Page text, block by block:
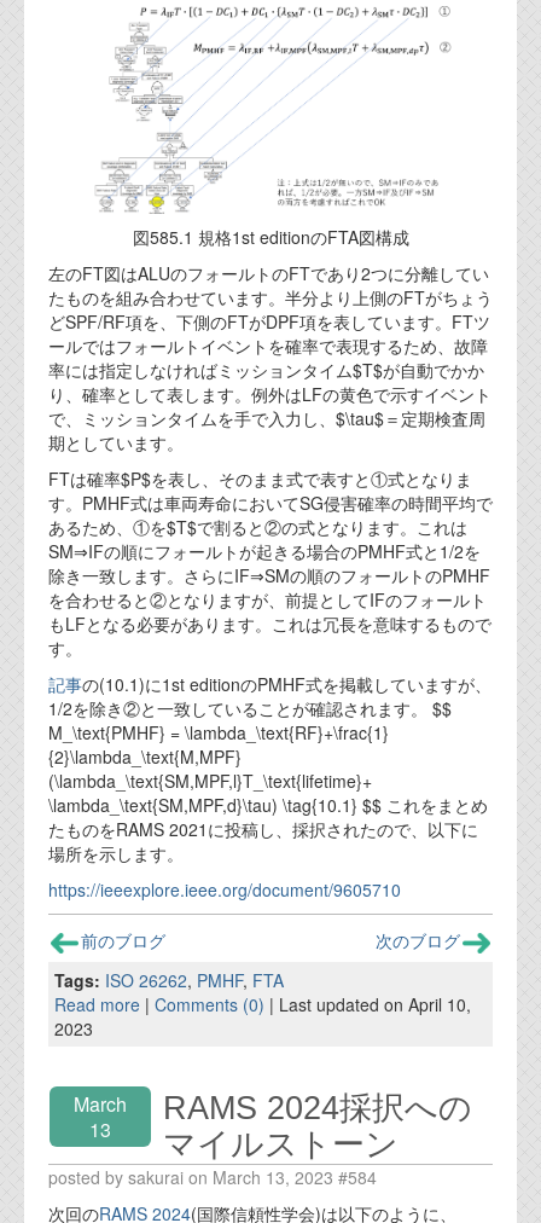
図585.1 規格1st editionのFTA図構成
左のFT図はALUのフォールトのFTであり2つに分離してい
たものを組み合わせています。半分より上側のFTがちょう
どSPF/RF項を、下側のFTがDPF項を表しています。FTツ
ールではフォールトイベントを確率で表現するため、故障
率には指定しなければミッションタイム$T$が自動でかか
り、確率として表します。例外はLFの黄色で示すイベント
で、ミッションタイムを手で入力し、$\tau$＝定期検査周
期としています。
FTは確率$P$を表し、そのまま式で表すと①式となりま
す。PMHF式は車両寿命においてSG侵害確率の時間平均で
あるため、①を$T$で割ると②の式となります。これは
SM⇒IFの順にフォールトが起きる場合のPMHF式と1/2を
除き一致します。さらにIF⇒SMの順のフォールトのPMHF
を合わせると②となりますが、前提としてIFのフォールト
もLFとなる必要があります。これは冗長を意味するもので
す。
記事の(10.1)に1st editionのPMHF式を掲載していますが、
1/2を除き②と一致していることが確認されます。 $$
M_\text{PMHF} = \lambda_\text{RF}+\frac{1}
{2}\lambda_\text{M,MPF}
(\lambda_\text{SM,MPF,l}T_\text{lifetime}+
\lambda_\text{SM,MPF,d}\tau) \tag{10.1} $$ これをまとめ
たものをRAMS 2021に投稿し、採択されたので、以下に
場所を示します。
https://ieeexplore.ieee.org/document/9605710
前のブログ
次のブログ
Tags: ISO 26262, PMHF, FTA
Read more | Comments (0) | Last updated on April 10,
2023
March
13
RAMS 2024採択への
マイルストーン
posted by sakurai on March 13, 2023 #584
次回のRAMS 2024(国際信頼性学会)は以下のように、